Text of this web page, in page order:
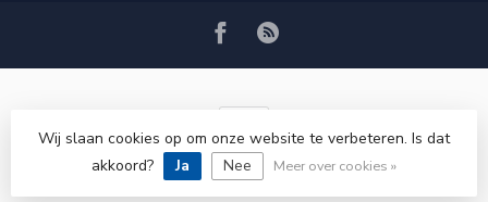
© Copyright 2026 VRSPLUS
Wij slaan cookies op om onze website te verbeteren. Is dat
akkoord?
Ja Nee Meer over cookies »